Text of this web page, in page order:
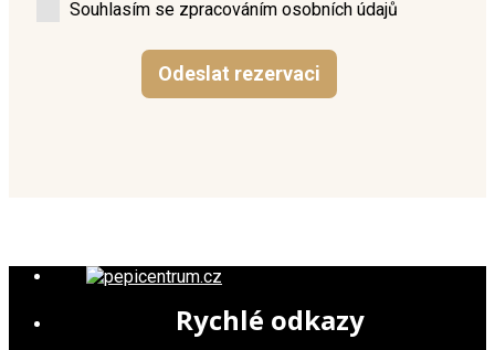
Souhlasím se zpracováním osobních údajů
Odeslat rezervaci
Rychlé odkazy